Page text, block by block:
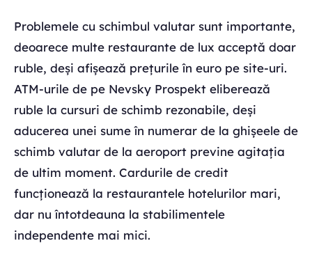
Problemele cu schimbul valutar sunt importante,
deoarece multe restaurante de lux acceptă doar
ruble, deși afișează prețurile în euro pe site-uri.
ATM-urile de pe Nevsky Prospekt eliberează
ruble la cursuri de schimb rezonabile, deși
aducerea unei sume în numerar de la ghișeele de
schimb valutar de la aeroport previne agitația
de ultim moment. Cardurile de credit
funcționează la restaurantele hotelurilor mari,
dar nu întotdeauna la stabilimentele
independente mai mici.